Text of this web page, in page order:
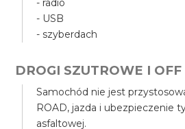
- radio
- USB
- szyberdach
DROGI SZUTROWE I
Samochód nie jest
ROAD, jazda i ubezpieczenie
asfaltowej.